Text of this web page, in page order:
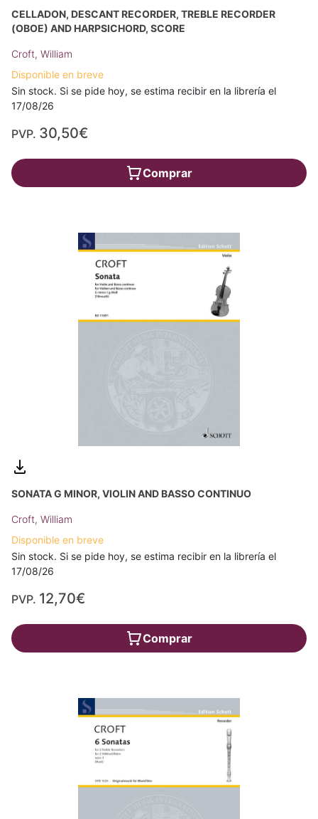
CELLADON, DESCANT RECORDER, TREBLE RECORDER
(OBOE) AND HARPSICHORD, SCORE
Croft, William
Disponible en breve
Sin stock. Si se pide hoy, se estima recibir en la librería el
17/08/26
PVP. 30,50€
Comprar
SONATA G MINOR, VIOLIN AND BASSO CONTINUO
Croft, William
Disponible en breve
Sin stock. Si se pide hoy, se estima recibir en la librería el
17/08/26
PVP. 12,70€
Comprar